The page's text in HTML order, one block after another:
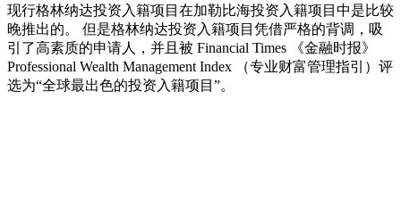
现行格林纳达投资入籍项目在加勒比海投资入籍项目中是比较
晚推出的。 但是格林纳达投资入籍项目凭借严格的背调，吸
引了高素质的申请人，并且被 Financial Times 《金融时报》
Professional Wealth Management Index （专业财富管理指引）评
选为“全球最出色的投资入籍项目”。